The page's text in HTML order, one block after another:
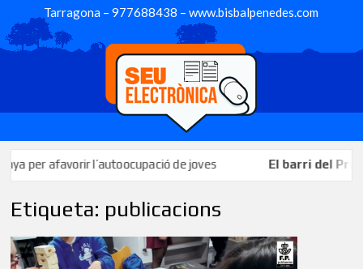
Tarragona – 977688438 – www.bisbalpenedes.com
afavorir l’autoocupació de joves El barri del Priorat
Etiqueta: publicacions